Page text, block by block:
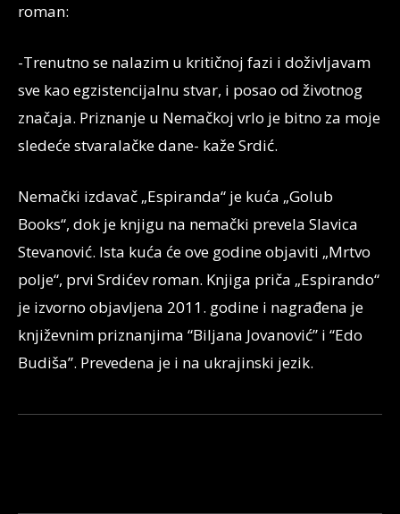
roman:
-Trenutno se nalazim u kritičnoj fazi i doživljavam
sve kao egzistencijalnu stvar, i posao od životnog
značaja. Priznanje u Nemačkoj vrlo je bitno za moje
sledeće stvaralačke dane- kaže Srdić.
Nemački izdavač „Espiranda“ je kuća „Golub
Books“, dok je knjigu na nemački prevela Slavica
Stevanović. Ista kuća će ove godine objaviti „Mrtvo
polje“, prvi Srdićev roman. Knjiga priča „Espirando“
je izvorno objavljena 2011. godine i nagrađena je
književnim priznanjima “Biljana Jovanović” i “Edo
Budiša”. Prevedena je i na ukrajinski jezik.